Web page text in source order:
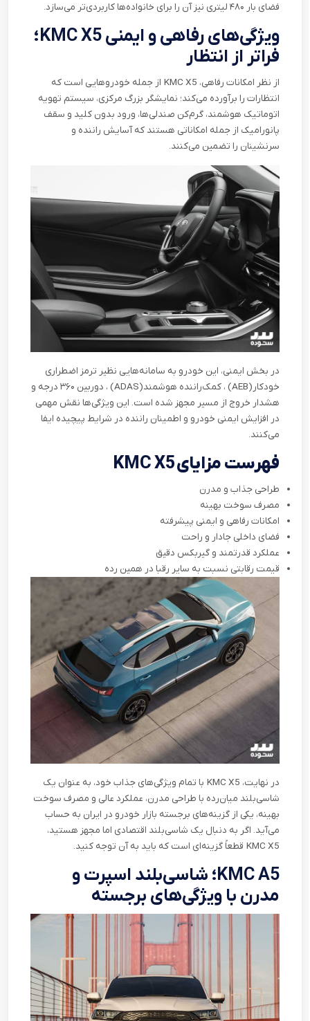
فضای بار ۴۸۰ لیتری نیز آن را برای خانواده‌ها کاربردی‌تر می‌سازد
.
ویژگی‌های رفاهی و ایمنیKMC X5؛
فراتر از انتظار
از نظر امکانات رفاهی، KMC X5 از جمله خودروهایی است که
انتظارات را برآورده می‌کند؛ نمایشگر بزرگ مرکزی، سیستم تهویه
اتوماتیک هوشمند، گرم‌کن صندلی‌ها، ورود بدون کلید و سقف
پانورامیک از جمله امکاناتی هستند که آسایش راننده و
سرنشینان را تضمین می‌کنند.
در بخش ایمنی، این خودرو به سامانه‌هایی نظیر ترمز اضطراری
خودکار (AEB) ، کمک‌راننده هوشمند(ADAS)
، دوربین ۳۶۰ درجه و
هشدار خروج از مسیر مجهز شده است. این ویژگی‌ها نقش مهمی
در افزایش ایمنی خودرو و اطمینان راننده در شرایط پیچیده ایفا
می‌کنند.
فهرست مزایایKMC X5
طراحی جذاب و مدرن
مصرف سوخت بهینه
امکانات رفاهی و ایمنی پیشرفته
فضای داخلی جادار و راحت
عملکرد قدرتمند و گیربکس دقیق
قیمت رقابتی نسبت به سایر رقبا در همین رده
در نهایت، KMC X5 با تمام ویژگی‌های جذاب خود، به عنوان یک
شاسی‌بلند میان‌رده با طراحی مدرن، عملکرد عالی و مصرف سوخت
بهینه، یکی از گزینه‌های برجسته بازار خودرو در ایران به حساب
می‌آید. اگر به دنبال یک شاسی‌بلند اقتصادی اما مجهز هستید،
KMC X5 قطعاً گزینه‌ای است که باید به آن توجه کنید.
KMC A5؛ شاسی‌بلند اسپرت و
مدرن با ویژگی‌های برجسته